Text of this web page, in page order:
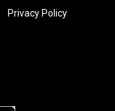
Privacy Policy